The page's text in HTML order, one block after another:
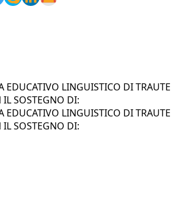
EDUCATIVO LINGUISTICO DI TRAUTE
IL SOSTEGNO DI:
EDUCATIVO LINGUISTICO DI TRAUTE
IL SOSTEGNO DI: